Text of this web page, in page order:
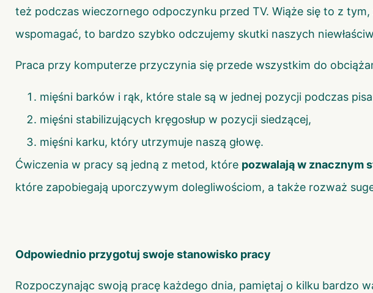
też podczas wieczornego odpoczynku przed TV. Wiąże się to z tym,
wspomagać, to bardzo szybko odczujemy skutki naszych
Praca przy komputerze przyczynia się przede wszystkim do
mięśni barków i rąk, które stale są w jednej pozycji podczas
mięśni stabilizujących kręgosłup w pozycji siedzącej,
mięśni karku, który utrzymuje naszą głowę.
Ćwiczenia w pracy są jedną z metod, które pozwalają w znacznym
które zapobiegają uporczywym dolegliwościom, a także rozważ
Odpowiednio przygotuj swoje stanowisko pracy
Rozpoczynając swoją pracę każdego dnia, pamiętaj o kilku bardzo